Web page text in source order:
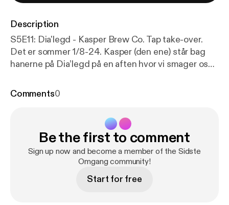
Description
S5E11: Dia'legd - Kasper Brew Co. Tap take-over.
Det er sommer 1/8-24. Kasper (den ene) står bag
hanerne på Dia’legd på en aften hvor vi smager os
vært Nic der bliver interviewet om sin favorit-øl type
https://linktr.ee/sidsteomgang
https://l.facebook.com/l.php?u=https%3A%2F%2
Flinktr.ee%2Fsidsteomgang%E2%81%A0%3Ffbcli
d%3DIwZXh0bgNhZW0CMTAAAR3yaS25ws4dpJ
SxD2TMwUO3kwPo4RC-TzkVn-0REmDTay55eLf
Comments0
Be the first to comment
Sign up now and become a member of the Sidste
Omgang community!
Start for free